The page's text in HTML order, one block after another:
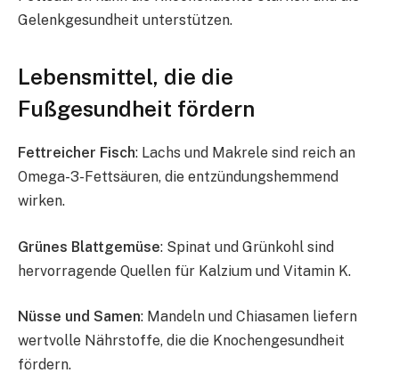
Gelenkgesundheit unterstützen.
Lebensmittel, die die
Fußgesundheit fördern
Fettreicher Fisch: Lachs und Makrele sind reich an
Omega-3-Fettsäuren, die entzündungshemmend
wirken.
Grünes Blattgemüse: Spinat und Grünkohl sind
hervorragende Quellen für Kalzium und Vitamin K.
Nüsse und Samen: Mandeln und Chiasamen liefern
wertvolle Nährstoffe, die die Knochengesundheit
fördern.